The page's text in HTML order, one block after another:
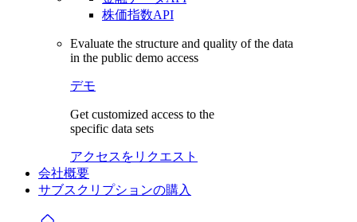
株価指数API
Evaluate the structure and quality of the data
in the public demo access
デモ
Get customized access to the
specific data sets
アクセスをリクエスト
会社概要
サブスクリプションの購入